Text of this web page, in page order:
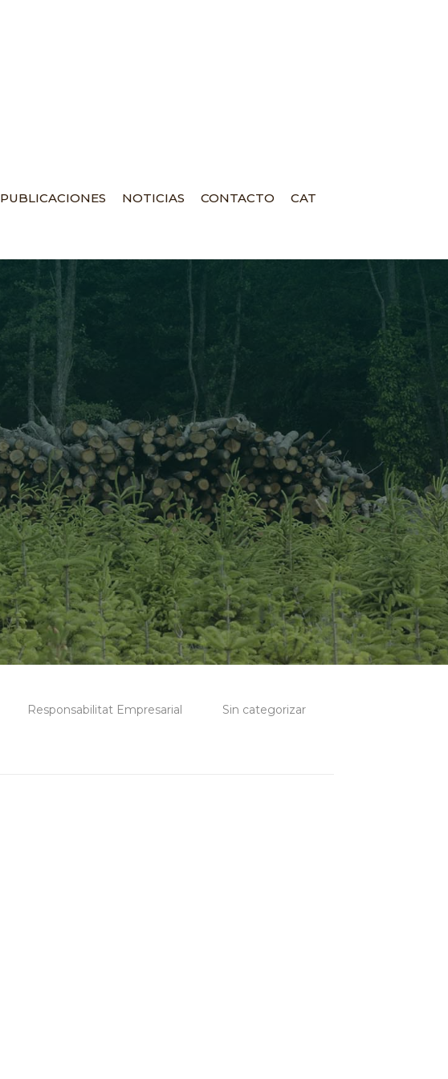
PUBLICACIONES NOTICIAS CONTACTO CAT
Responsabilitat Empresarial Sin categorizar